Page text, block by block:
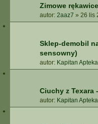
Zimowe
autor: 2aaz7 » 26 lis
Sklep-demobil
sensowny)
autor: Kapitan Apteka
Ciuchy z Texara
autor: Kapitan Apteka